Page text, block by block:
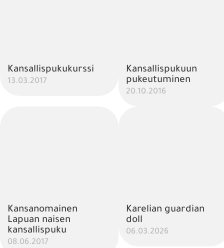
Kansallispukukurssi
13.03.2017
Kansallispukuun
pukeutuminen
20.10.2016
Kansanomainen
Lapuan naisen
kansallispuku
08.06.2017
Karelian guardian
doll
06.03.2026